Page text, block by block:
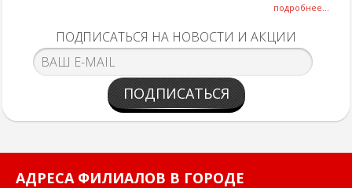
подробнее...
ПОДПИСАТЬСЯ НА НОВОСТИ И АКЦИИ
ПОДПИСАТЬСЯ
АДРЕСА ФИЛИАЛОВ В ГОРОДЕ